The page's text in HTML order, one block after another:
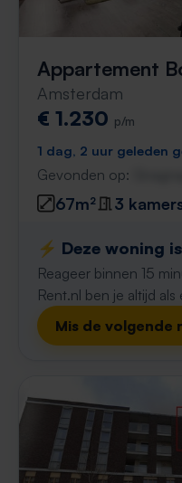
Appartement
Amsterdam
€ 1.230 p/m
1 dag, 2 uur geleden
Gevonden op:
67m² 3
⚡️ Deze woning
Reageer binnen 15
Rent.nl ben je altijd als
Mis de volgende